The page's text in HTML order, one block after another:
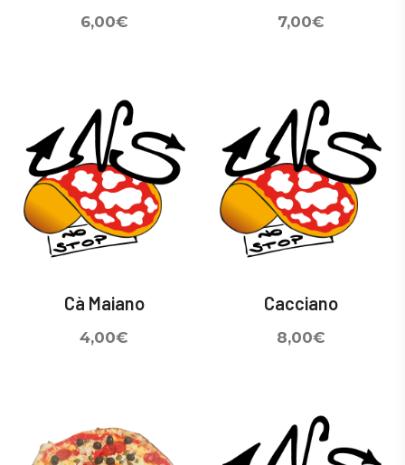
6,00€ 7,00€
Cà Maiano
4,00€
Cacciano
8,00€